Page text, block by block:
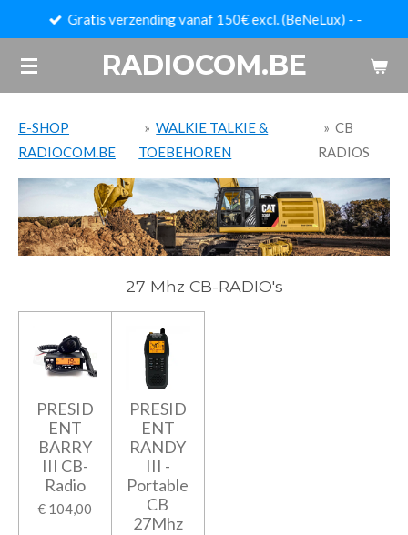
naar
de
RADIOCOM.BE
Gratis verzending vanaf 150€ excl. (BeNeLux) - -
E-SHOP
RADIOCOM.BE
» WALKIE TALKIE &
TOEBEHOREN
» CB
RADIOS
27 Mhz CB-RADIO's
PRESID
ENT
BARRY
III CB-
Radio
€ 104,00
PRESID
ENT
RANDY
III -
Portable
CB
27Mhz